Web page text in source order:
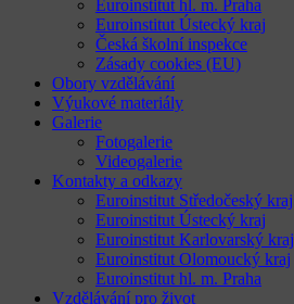
Euroinstitut hl. m. Praha
Euroinstitut Ústecký kraj
Česká školní inspekce
Zásady cookies (EU)
Obory vzdělávání
Výukové materiály
Galerie
Fotogalerie
Videogalerie
Kontakty a odkazy
Euroinstitut Středočeský kraj
Euroinstitut Ústecký kraj
Euroinstitut Karlovarský kraj
Euroinstitut Olomoucký kraj
Euroinstitut hl. m. Praha
Vzdělávání pro život